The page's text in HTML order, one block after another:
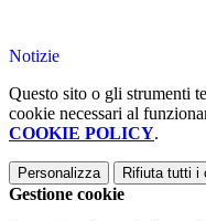
Notizie
Questo sito o gli strumenti
cookie necessari al
COOKIE POLICY.
Personalizza Rifiuta tutti i
Gestione cookie